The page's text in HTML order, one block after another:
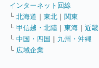
インターネット回線
└ 北海道 ｜ 東北 ｜ 関東
└ 甲信越・北陸 ｜ 東海 ｜ 近畿
└ 中国・四国 ｜ 九州・沖縄
└ 広域企業